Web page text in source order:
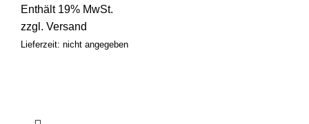
Enthält 19% MwSt.
zzgl. Versand
Lieferzeit: nicht angegeben